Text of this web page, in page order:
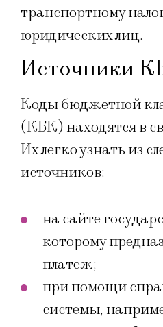
транспортному
юридических лиц.
Источники
Коды бюджетной
(КБК) находятся в
Их легко узнать из
источников:
на сайте
которому
платеж;
при помощи
системы,